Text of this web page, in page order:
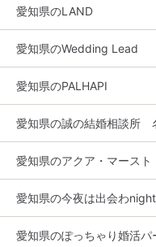
愛知県のLAND
愛知県のWedding Lead
愛知県のPALHAPI
愛知県の誠の結婚相談所
愛知県のアクア・マースト
愛知県の今夜は出会わnight
愛知県のぽっちゃり婚活パ